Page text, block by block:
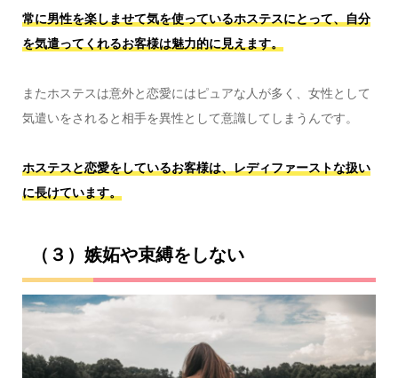
常に男性を楽しませて気を使っているホステスにとって、自分
を気遣ってくれるお客様は魅力的に見えます。
またホステスは意外と恋愛にはピュアな人が多く、女性として
気遣いをされると相手を異性として意識してしまうんです。
ホステスと恋愛をしているお客様は、レディファーストな扱い
に長けています。
（３）嫉妬や束縛をしない